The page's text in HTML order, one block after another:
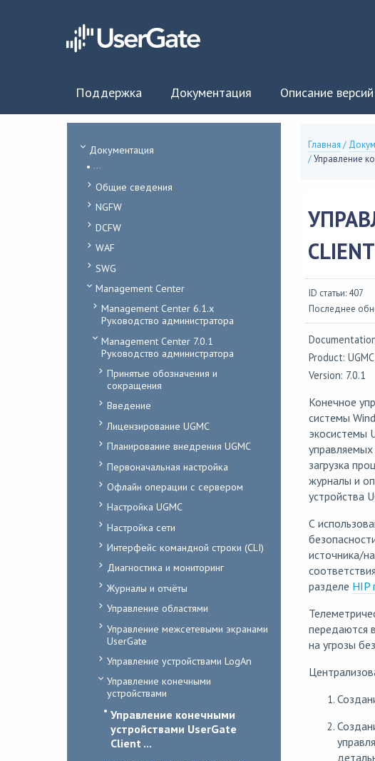
Поддержка Документация Описание версий
Документация
...
Общие сведения
NGFW
DCFW
WAF
SWG
Management Center
Management Center 6.1.x
Руководство администратора
Management Center 7.0.1
Руководство администратора
Принятые обозначения и
сокращения
Введение
Лицензирование UGMC
Планирование внедрения UGMC
Первоначальная настройка
Офлайн операции с сервером
Настройка UGMC
Настройка сети
Интерфейс командной строки (CLI)
Диагностика и мониторинг
Журналы и отчёты
Управление областями
Управление межсетевыми экранами
UserGate
Управление устройствами LogAn
Управление конечными
устройствами
Управление конечными
устройствами UserGate
Client ...
Главная /
/Управление
ID статьи: 407
Последнее
Product: UGMC
Version: 7.0.1
Конечное
системы
экосистемы
загрузка
журналы и
устройства
С
источника/
разделе HIP
передаются
на угрозы